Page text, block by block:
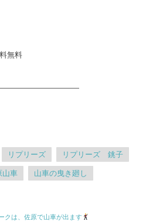
無料
リプリーズ リプリーズ 銚子
山車 山車の曳き廻し
クは、佐原で山車が出ます